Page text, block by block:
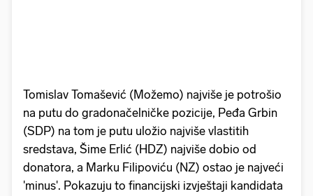
Tomislav Tomašević (Možemo) najviše je potrošio
na putu do gradonačelničke pozicije, Peđa Grbin
(SDP) na tom je putu uložio najviše vlastitih
sredstava, Šime Erlić (HDZ) najviše dobio od
donatora, a Marku Filipoviću (NZ) ostao je najveći
'minus'. Pokazuju to financijski izvještaji kandidata